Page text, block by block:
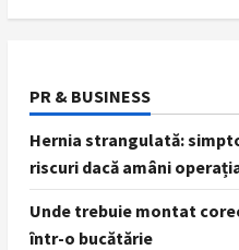
PR & BUSINESS
Hernia strangulată:
riscuri dacă amâni
Unde trebuie montat
într-o bucătărie